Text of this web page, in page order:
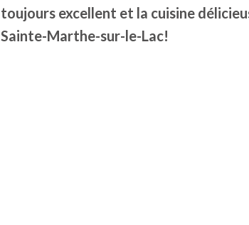
toujours excellent et la cuisine
Sainte-Marthe-sur-le-Lac!